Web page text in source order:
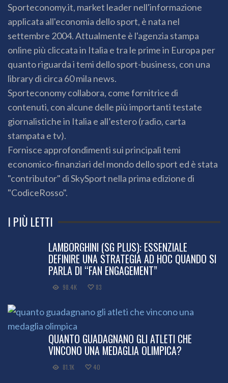
Sporteconomy.it, market leader nell'informazione
applicata all'economia dello sport, è nata nel
settembre 2004. Attualmente è l'agenzia stampa
online più cliccata in Italia e tra le prime in Europa per
quanto riguarda i temi dello sport-business, con una
library di circa 60 mila news.
Sporteconomy collabora, come fornitrice di
contenuti, con alcune delle più importanti testate
giornalistiche in Italia e all’estero (radio, carta
stampata e tv).
Fornisce approfondimenti sui principali temi
economico-finanziari del mondo dello sport ed è stata
"contributor" di SkySport nella prima edizione di
"CodiceRosso".
I PIÙ LETTI
LAMBORGHINI (SG PLUS): ESSENZIALE
DEFINIRE UNA STRATEGIA AD HOC QUANDO SI
PARLA DI “FAN ENGAGEMENT”
98.4K 83
QUANTO GUADAGNANO GLI ATLETI CHE
VINCONO UNA MEDAGLIA OLIMPICA?
81.1K 40